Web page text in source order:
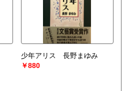
少年アリス 長野まゆみ
￥880